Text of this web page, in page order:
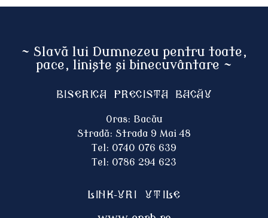
~ Slavă lui Dumnezeu pentru toate,
pace, liniște și binecuvântare ~
Biserica Precista BACĂU
Oras: Bacău
Stradă: Strada 9 Mai 48
Tel: 0740 076 639
Tel: 0786 294 623
Link-uri utile